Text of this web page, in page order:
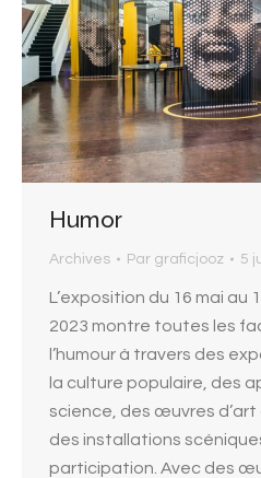
Humor
Archives Par graficjooz 5
L’exposition du 16 mai au
2023 montre toutes les
l’humour à travers des
la culture populaire, des
science, des œuvres
des installations
participation. Avec des